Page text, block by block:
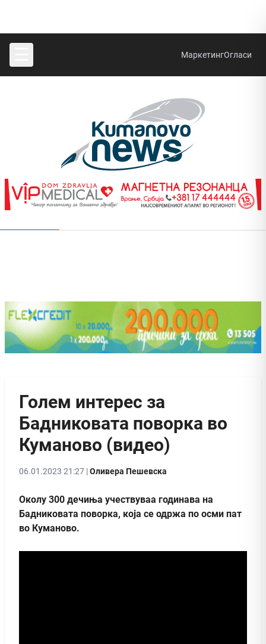
МаркетингОгласи
Голем интерес за
Бадниковата поворка во
Куманово (видео)
06.01.2023 21:27 |Оливера Пешевска
Околу 300 дечиња учествуваа годинава на
Бадниковата поворка, која се одржа по осми пат
во Куманово.